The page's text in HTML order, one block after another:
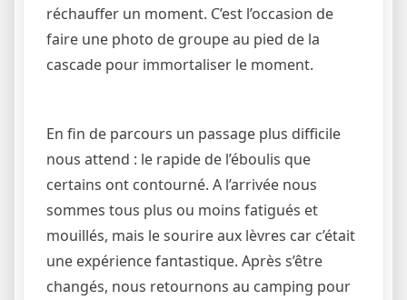
réchauffer un moment. C’est l’occasion de
faire une photo de groupe au pied de la
cascade pour immortaliser le moment.
En fin de parcours un passage plus difficile
nous attend : le rapide de l’éboulis que
certains ont contourné. A l’arrivée nous
sommes tous plus ou moins fatigués et
mouillés, mais le sourire aux lèvres car c’était
une expérience fantastique. Après s’être
changés, nous retournons au camping pour